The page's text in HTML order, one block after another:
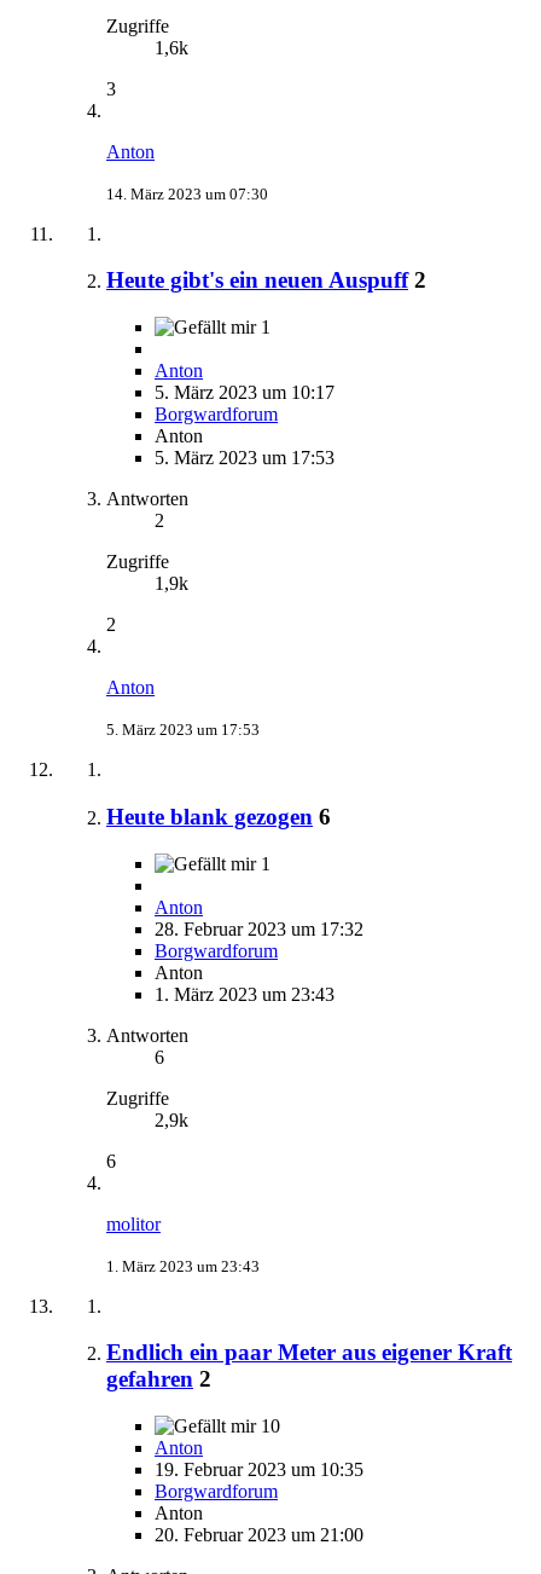
Zugriffe
1,6k
3
Anton
14. März 2023 um 07:30
Heute gibt's ein neuen Auspuff 2
1
Anton
5. März 2023 um 10:17
Borgwardforum
Anton
5. März 2023 um 17:53
Antworten
2
Zugriffe
1,9k
2
Anton
5. März 2023 um 17:53
Heute blank gezogen 6
1
Anton
28. Februar 2023 um 17:32
Borgwardforum
Anton
1. März 2023 um 23:43
Antworten
6
Zugriffe
2,9k
6
molitor
1. März 2023 um 23:43
Endlich ein paar Meter aus eigener Kraft
gefahren 2
10
Anton
19. Februar 2023 um 10:35
Borgwardforum
Anton
20. Februar 2023 um 21:00